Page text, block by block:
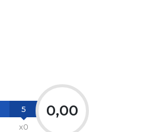
5
x0
0,00